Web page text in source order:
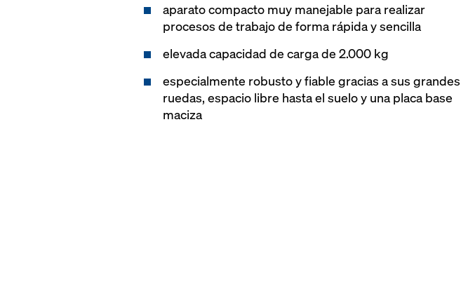
aparato compacto muy manejable para realizar
procesos de trabajo de forma rápida y sencilla
elevada capacidad de carga de 2.000 kg
especialmente robusto y fiable gracias a sus grandes
ruedas, espacio libre hasta el suelo y una placa base
maciza